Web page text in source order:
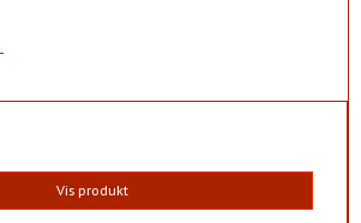
Vis produkt